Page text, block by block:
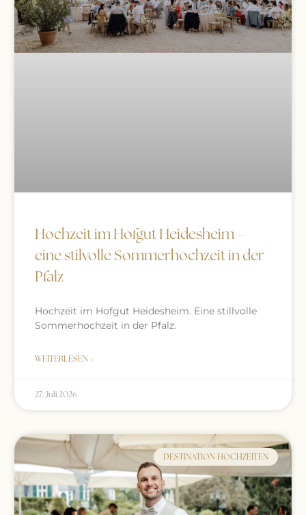
Hochzeit im Hofgut Heidesheim –
eine stilvolle Sommerhochzeit in der
Pfalz
Hochzeit im Hofgut Heidesheim. Eine stillvolle
Sommerhochzeit in der Pfalz.
WEITERLESEN »
27. Juli 2026
DESTINATION HOCHZEITEN